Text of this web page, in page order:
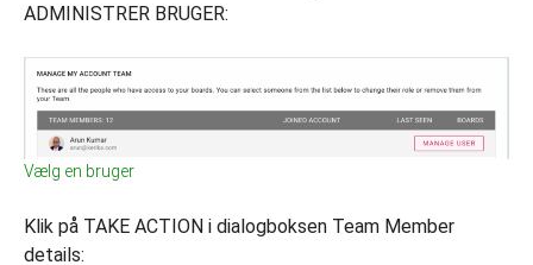
ADMINISTRER BRUGER:
Vælg en bruger
Klik på TAKE ACTION i dialogboksen Team Member
details: